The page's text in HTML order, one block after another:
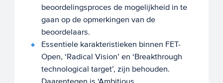
beoordelingsproces de mogelijkheid in te
gaan op de opmerkingen van de
beoordelaars.
Essentiele karakteristieken binnen FET-
Open, ‘Radical Vision’ en ‘Breakthrough
technological target’, zijn behouden.
Daarentegen is ‘Ambitious